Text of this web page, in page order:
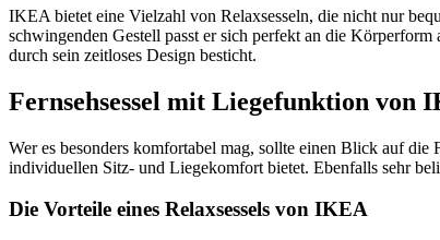
IKEA bietet eine Vielzahl von Relaxsesseln, die nicht nur
schwingenden Gestell passt er sich perfekt an die
durch sein zeitloses Design besticht.
Fernsehsessel mit Liegefunktion von
Wer es besonders komfortabel mag, sollte einen Blick auf
individuellen Sitz- und Liegekomfort bietet. Ebenfalls sehr
Die Vorteile eines Relaxsessels von IKEA